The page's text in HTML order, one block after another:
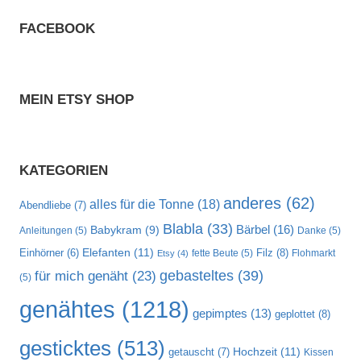
FACEBOOK
MEIN ETSY SHOP
KATEGORIEN
Abendliebe (7) alles für die Tonne (18) anderes (62)
Anleitungen (5) Babykram (9) Blabla (33) Bärbel (16) Danke (5)
Einhörner (6) Elefanten (11) Etsy (4) fette Beute (5) Filz (8) Flohmarkt
(5) für mich genäht (23) gebasteltes (39)
genähtes (1218) gepimptes (13) geplottet (8)
gesticktes (513) getauscht (7) Hochzeit (11) Kissen